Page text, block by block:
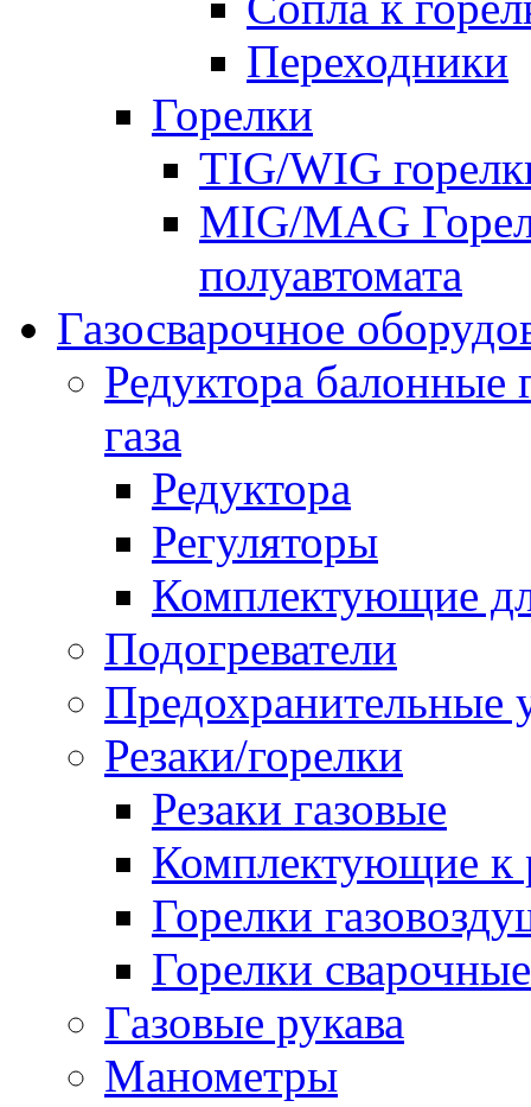
Переходники
Горелки
TIG/WIG
MIG/MAG
полуавтомата
Газосварочное
Редуктора балонные
газа
Редуктора
Регуляторы
Комплектующие
Подогреватели
Предохранительные
Резаки/горелки
Резаки газовые
Комплектующие к
Горелки
Горелки сварочные
Газовые рукава
Манометры